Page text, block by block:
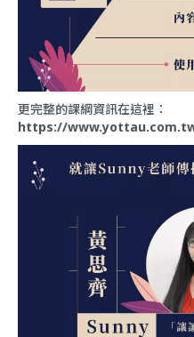
更完整的課綱資訊在這裡：
https://